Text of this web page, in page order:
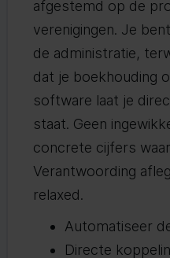
afgestemd op de
verenigingen. Je
de administratie,
dat je boekhouding
software laat je
staat. Geen
concrete cijfers
Verantwoording
relaxed.
Automatiseer
Directe